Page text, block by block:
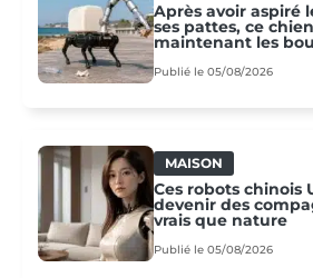
Après avoir aspiré
ses pattes, ce
maintenant les
Publié le 05/08/2026
MAISON
Ces robots chinois
devenir des
vrais que nature
Publié le 05/08/2026